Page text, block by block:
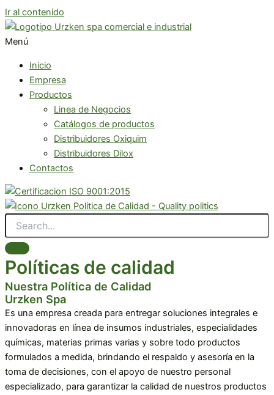
Ir al contenido
Menú
Inicio
Empresa
Productos
Linea de Negocios
Catálogos de productos
Distribuidores Oxiquim
Distribuidores Dilox
Contactos
Políticas de calidad
Nuestra Política de Calidad
Urzken Spa
Es una empresa creada para entregar soluciones integrales e
innovadoras en línea de insumos industriales, especialidades
químicas, materias primas varias y sobre todo productos
formulados a medida, brindando el respaldo y asesoría en la
toma de decisiones, con el apoyo de nuestro personal
especializado, para garantizar la calidad de nuestros productos